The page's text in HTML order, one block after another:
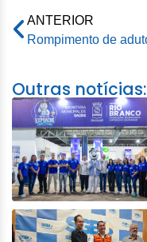
ANTERIOR
Outras notícias: